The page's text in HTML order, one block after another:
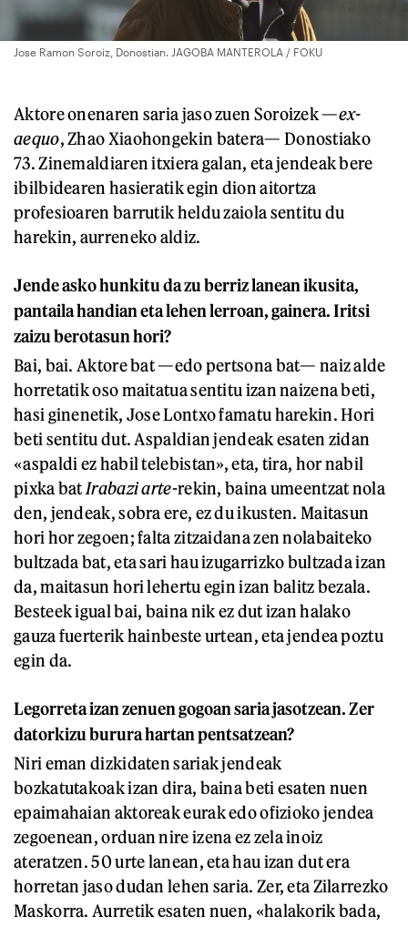
Jose Ramon Soroiz, Donostian. JAGOBA MANTEROLA / FOKU
Aktore onenaren saria jaso zuen Soroizek —ex-
aequo, Zhao Xiaohongekin batera— Donostiako
73. Zinemaldiaren itxiera galan, eta jendeak bere
ibilbidearen hasieratik egin dion aitortza
profesioaren barrutik heldu zaiola sentitu du
harekin, aurreneko aldiz.
Jende asko hunkitu da zu berriz lanean ikusita,
pantaila handian eta lehen lerroan, gainera. Iritsi
zaizu berotasun hori?
Bai, bai. Aktore bat —edo pertsona bat— naiz alde
horretatik oso maitatua sentitu izan naizena beti,
hasi ginenetik, Jose Lontxo famatu harekin. Hori
beti sentitu dut. Aspaldian jendeak esaten zidan
«aspaldi ez habil telebistan», eta, tira, hor nabil
pixka bat Irabazi arte-rekin, baina umeentzat nola
den, jendeak, sobra ere, ez du ikusten. Maitasun
hori hor zegoen; falta zitzaidana zen nolabaiteko
bultzada bat, eta sari hau izugarrizko bultzada izan
da, maitasun hori lehertu egin izan balitz bezala.
Besteek igual bai, baina nik ez dut izan halako
gauza fuerterik hainbeste urtean, eta jendea poztu
egin da.
Legorreta izan zenuen gogoan saria jasotzean. Zer
datorkizu burura hartan pentsatzean?
Niri eman dizkidaten sariak jendeak
bozkatutakoak izan dira, baina beti esaten nuen
epaimahaian aktoreak eurak edo ofizioko jendea
zegoenean, orduan nire izena ez zela inoiz
ateratzen. 50 urte lanean, eta hau izan dut era
horretan jaso dudan lehen saria. Zer, eta Zilarrezko
Maskorra. Aurretik esaten nuen, «halakorik bada,